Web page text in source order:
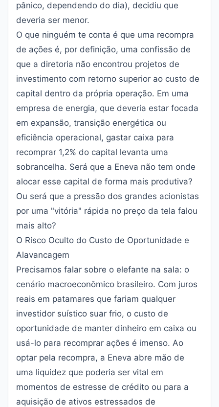
pânico, dependendo do dia), decidiu que
deveria ser menor.
O que ninguém te conta é que uma recompra
de ações é, por definição, uma confissão de
que a diretoria não encontrou projetos de
investimento com retorno superior ao custo de
capital dentro da própria operação. Em uma
empresa de energia, que deveria estar focada
em expansão, transição energética ou
eficiência operacional, gastar caixa para
recomprar 1,2% do capital levanta uma
sobrancelha. Será que a Eneva não tem onde
alocar esse capital de forma mais produtiva?
Ou será que a pressão dos grandes acionistas
por uma "vitória" rápida no preço da tela falou
mais alto?
O Risco Oculto do Custo de Oportunidade e
Alavancagem
Precisamos falar sobre o elefante na sala: o
cenário macroeconômico brasileiro. Com juros
reais em patamares que fariam qualquer
investidor suístico suar frio, o custo de
oportunidade de manter dinheiro em caixa ou
usá-lo para recomprar ações é imenso. Ao
optar pela recompra, a Eneva abre mão de
uma liquidez que poderia ser vital em
momentos de estresse de crédito ou para a
aquisição de ativos estressados de